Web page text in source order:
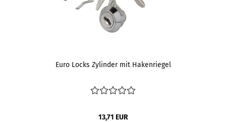
Euro Locks Zylinder mit Hakenriegel
13,71 EUR